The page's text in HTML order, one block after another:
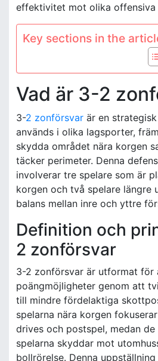
effektivitet mot olika offensiva
Key sections in the
Vad är 3-2
3-2 zonförsvar är en
används i olika lagsporter,
skydda området nära korgen
täcker perimeter. Denna
involverar tre spelare som är
korgen och två spelare längre
balans mellan inre och yttre
Definition och
2 zonförsvar
3-2 zonförsvar är utformat för
poängmöjligheter genom att
till mindre fördelaktiga
spelarna nära korgen
drives och postspel, medan
spelarna skyddar mot
bollrörelse. Denna